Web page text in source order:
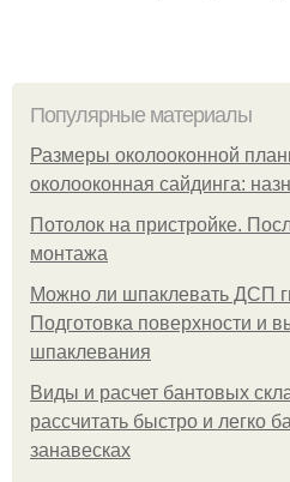
Популярные материалы
Размеры околооконной
околооконная сайдинга:
Потолок на пристройке.
монтажа
Можно ли шпаклевать ДСП
Подготовка поверхности и
шпаклевания
Виды и расчет бантовых
рассчитать быстро и легко
занавесках